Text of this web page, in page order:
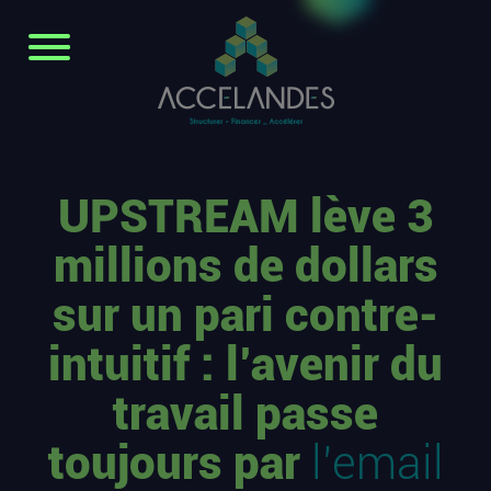
UPSTREAM lève 3
millions de dollars
sur un pari contre-
intuitif : l’avenir du
travail passe
toujours par l’email